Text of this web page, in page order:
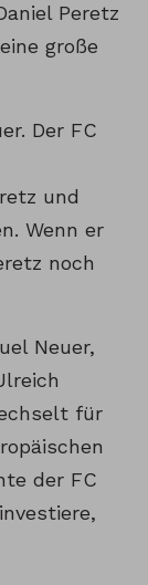
Peretz
große
Der FC
und
Wenn er
noch
Neuer,
für
der FC